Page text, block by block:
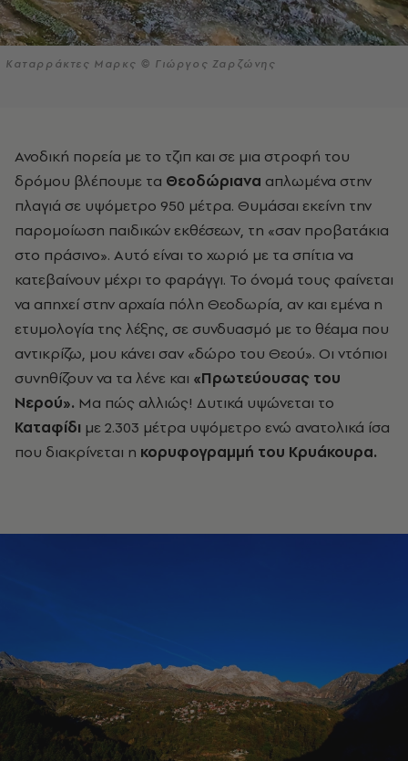
Καταρράκτες Μαρκς © Γιώργος Ζαρζώνης
Ανοδική πορεία με το τζιπ και σε μια στροφή του
δρόμου βλέπουμε τα Θεοδώριανα απλωμένα στην
πλαγιά σε υψόμετρο 950 μέτρα. Θυμάσαι εκείνη την
παρομοίωση παιδικών εκθέσεων, τη «σαν προβατάκια
στο πράσινο». Αυτό είναι το χωριό με τα σπίτια να
κατεβαίνουν μέχρι το φαράγγι. Το όνομά τους φαίνεται
να απηχεί στην αρχαία πόλη Θεοδωρία, αν και εμένα η
ετυμολογία της λέξης, σε συνδυασμό με το θέαμα που
αντικρίζω, μου κάνει σαν «δώρο του Θεού». Οι ντόπιοι
συνηθίζουν να τα λένε και «Πρωτεύουσας του
Νερού». Μα πώς αλλιώς! Δυτικά υψώνεται το
Καταφίδι με 2.303 μέτρα υψόμετρο ενώ ανατολικά ίσα
που διακρίνεται η κορυφογραμμή του Κρυάκουρα.